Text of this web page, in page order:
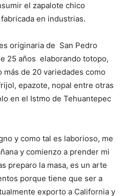
el zapalote chico
en industrias.
originaria de San Pedro
25 años elaborando totopo,
de 20 variedades como
epazote, nopal entre otras
en el Istmo de Tehuantepec
y como tal es laborioso, me
y comienzo a prender mi
preparo la masa, es un arte
porque tiene que ser a
exporto a California y